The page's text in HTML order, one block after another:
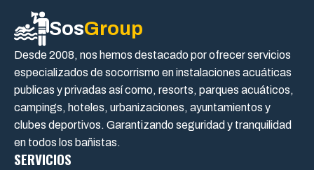
SosGroup
Desde 2008, nos hemos destacado por ofrecer servicios
especializados de socorrismo en instalaciones acuáticas
publicas y privadas así como, resorts, parques acuáticos,
campings, hoteles, urbanizaciones, ayuntamientos y
clubes deportivos. Garantizando seguridad y tranquilidad
en todos los bañistas.
SERVICIOS